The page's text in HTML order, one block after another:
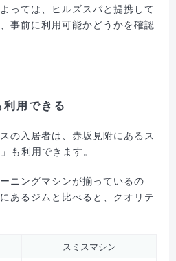
っては、ヒルズスパと提携して
事前に利用可能かどうかを確認
利用できる
の入居者は、赤坂見附にあるス
」も利用できます。
ニングマシンが揃っているの
あるジムと比べると、クオリテ
スミスマシン